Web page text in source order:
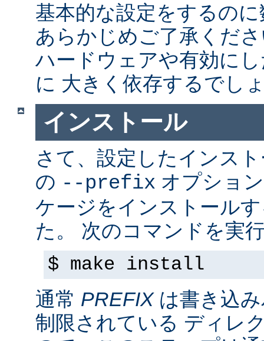
基本的な設定をするの
あらかじめご了承くだ
ハードウェアや有効に
に 大きく依存するでし
インストール
さて、設定したインス
の --prefix オプショ
ケージをインストール
た。 次のコマンドを実
$ make install
通常 PREFIXは書き込
制限されている ディレ